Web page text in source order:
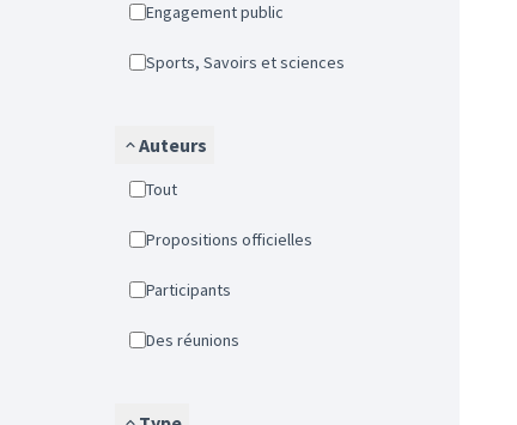
Engagement public
Sports, Savoirs et sciences
Auteurs
Tout
Propositions officielles
Participants
Des réunions